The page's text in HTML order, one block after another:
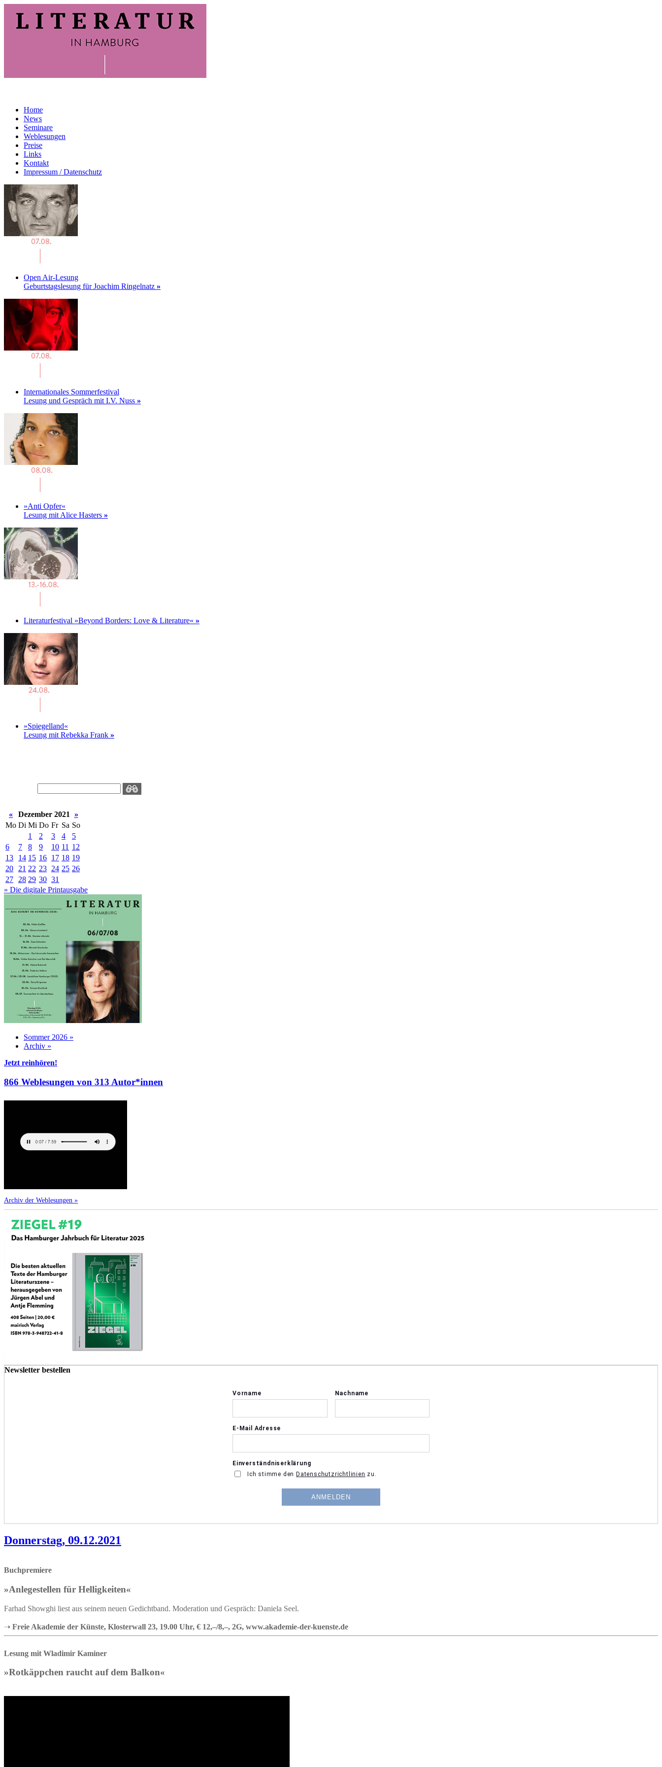
Home
News
Seminare
Weblesungen
Preise
Links
Kontakt
Impressum / Datenschutz
Open Air-Lesung
Geburtstagslesung für Joachim Ringelnatz »
Internationales Sommerfestival
Lesung und Gespräch mit I.V. Nuss »
»Anti Opfer«
Lesung mit Alice Hasters »
Literaturfestival »Beyond Borders: Love & Literature« »
»Spiegelland«
Lesung mit Rebekka Frank »
« Dezember 2021
»
Mo Di Mi Do Fr Sa So
1
2 3 4
5
6
7 8 9 10 11 12
13
14 15 16 17 18 19
20
21 22 23 24 25 26
27
28 29 30 31
» Die digitale Printausgabe
Sommer 2026 »
Archiv »
Jetzt reinhören!
866 Weblesungen von 313 Autor*innen
Archiv der Weblesungen »
Newsletter bestellen
Donnerstag, 09.12.2021
Buchpremiere
»Anlegestellen für Helligkeiten«
Farhad Showghi liest aus seinem neuen Gedichtband. Moderation und Gespräch: Daniela Seel.
➝ Freie Akademie der Künste, Klosterwall 23, 19.00 Uhr, € 12,–/8,–, 2G, www.akademie-der-kuenste.de
Lesung mit Wladimir Kaminer
»Rotkäppchen raucht auf dem Balkon«